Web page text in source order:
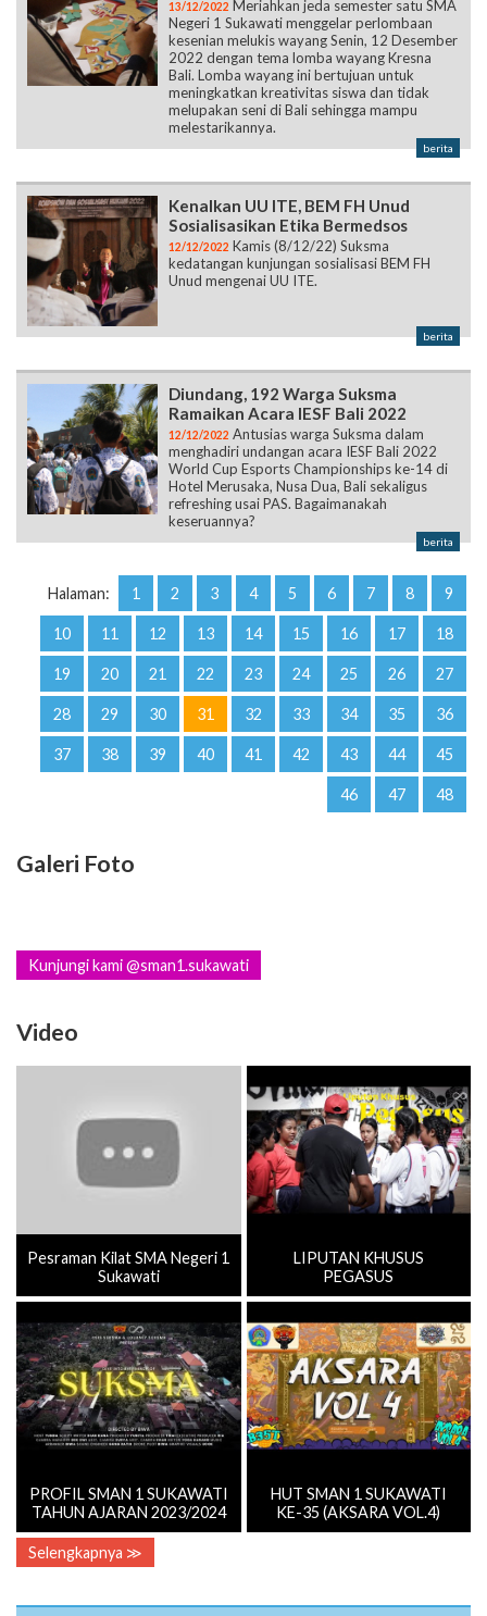
13/12/2022 Meriahkan jeda semester satu SMA
Negeri 1 Sukawati menggelar perlombaan
kesenian melukis wayang Senin, 12 Desember
2022 dengan tema lomba wayang Kresna
Bali. Lomba wayang ini bertujuan untuk
meningkatkan kreativitas siswa dan tidak
melupakan seni di Bali sehingga mampu
melestarikannya.
berita
Kenalkan UU ITE, BEM FH Unud
Sosialisasikan Etika Bermedsos
12/12/2022 Kamis (8/12/22) Suksma
kedatangan kunjungan sosialisasi BEM FH
Unud mengenai UU ITE.
berita
Diundang, 192 Warga Suksma
Ramaikan Acara IESF Bali 2022
12/12/2022 Antusias warga Suksma dalam
menghadiri undangan acara IESF Bali 2022
World Cup Esports Championships ke-14 di
Hotel Merusaka, Nusa Dua, Bali sekaligus
refreshing usai PAS. Bagaimanakah
keseruannya?
berita
Halaman: 1 2 3 4 5 6 7 8 9
10 11 12 13 14 15 16 17 18
19 20 21 22 23 24 25 26 27
28 29 30 31 32 33 34 35 36
37 38 39 40 41 42 43 44 45
46 47 48
Galeri Foto
Kunjungi kami @sman1.sukawati
Video
Pesraman Kilat SMA Negeri 1
Sukawati
LIPUTAN KHUSUS
PEGASUS
PROFIL SMAN 1 SUKAWATI
TAHUN AJARAN 2023/2024
HUT SMAN 1 SUKAWATI
KE-35 (AKSARA VOL.4)
Selengkapnya ≫